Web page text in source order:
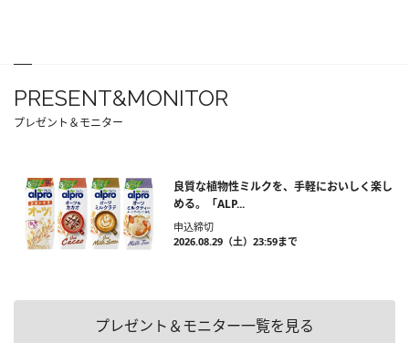
PRESENT&MONITOR
プレゼント＆モニター
良質な植物性ミルクを、手軽においしく楽し
める。「ALP...
申込締切
2026.08.29（土）23:59まで
プレゼント＆モニター一覧を見る